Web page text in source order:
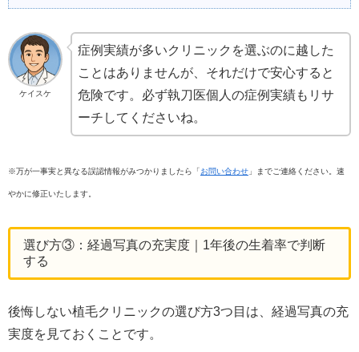
ケイスケ
症例実績が多いクリニックを選ぶのに越した
ことはありませんが、それだけで安心すると
危険です。必ず執刀医個人の症例実績もリサ
ーチしてくださいね。
※万が一事実と異なる誤認情報がみつかりましたら「 お問い合わせ 」までご連絡ください。速
やかに修正いたします。
選び方③：経過写真の充実度｜1年後の生着率で判断
する
後悔しない植毛クリニックの選び方3つ目は、経過写真の充
実度を見ておくことです。